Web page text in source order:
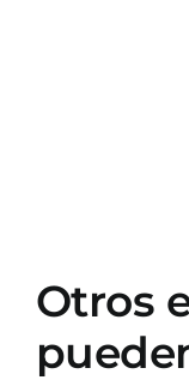
Otros